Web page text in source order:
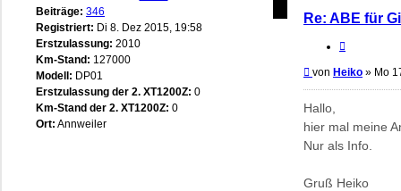
Beiträge: 346
Registriert: Di 8. Dez 2015, 19:58
Erstzulassung: 2010
Km-Stand: 127000
Modell: DP01
Erstzulassung der 2. XT1200Z: 0
Km-Stand der 2. XT1200Z: 0
Ort: Annweiler
Re: ABE für
Beitrag
von Heiko » Mo
Hallo,
hier mal meine
Nur als Info.
Gruß Heiko